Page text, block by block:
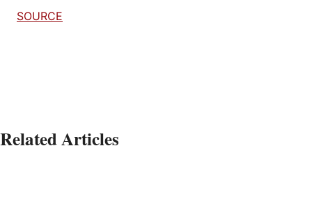
SOURCE
Related Articles